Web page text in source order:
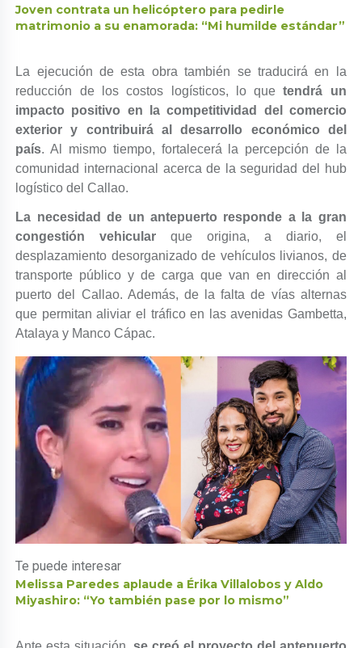
Joven contrata un helicóptero para pedirle
matrimonio a su enamorada: “Mi humilde estándar”
La ejecución de esta obra también se traducirá en la
reducción de los costos logísticos, lo que tendrá un
impacto positivo en la competitividad del comercio
exterior y contribuirá al desarrollo económico del
país. Al mismo tiempo, fortalecerá la percepción de la
comunidad internacional acerca de la seguridad del hub
logístico del Callao.
La necesidad de un antepuerto responde a la gran
congestión vehicular que origina, a diario, el
desplazamiento desorganizado de vehículos livianos, de
transporte público y de carga que van en dirección al
puerto del Callao. Además, de la falta de vías alternas
que permitan aliviar el tráfico en las avenidas Gambetta,
Atalaya y Manco Cápac.
Te puede interesar
Melissa Paredes aplaude a Érika Villalobos y Aldo
Miyashiro: “Yo también pase por lo mismo”